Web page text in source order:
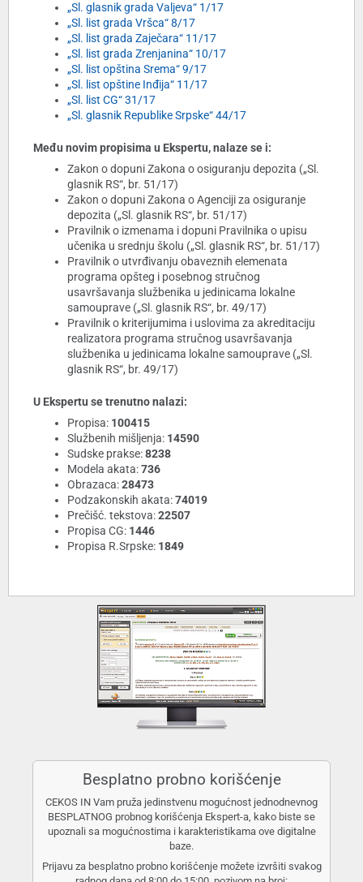
„Sl. glasnik grada Valjeva“ 1/17
„Sl. list grada Vršca“ 8/17
„Sl. list grada Zaječara“ 11/17
„Sl. list grada Zrenjanina“ 10/17
„Sl. list opština Srema“ 9/17
„Sl. list opštine Inđija“ 11/17
„Sl. list CG“ 31/17
„Sl. glasnik Republike Srpske“ 44/17
Među novim propisima u Ekspertu, nalaze se i:
Zakon o dopuni Zakona o osiguranju depozita („Sl.
glasnik RS“, br. 51/17)
Zakon o dopuni Zakona o Agenciji za osiguranje
depozita („Sl. glasnik RS“, br. 51/17)
Pravilnik o izmenama i dopuni Pravilnika o upisu
učenika u srednju školu („Sl. glasnik RS“, br. 51/17)
Pravilnik o utvrđivanju obaveznih elemenata
programa opšteg i posebnog stručnog
usavršavanja službenika u jedinicama lokalne
samouprave („Sl. glasnik RS“, br. 49/17)
Pravilnik o kriterijumima i uslovima za akreditaciju
realizatora programa stručnog usavršavanja
službenika u jedinicama lokalne samouprave („Sl.
glasnik RS“, br. 49/17)
U Ekspertu se trenutno nalazi:
Propisa: 100415
Službenih mišljenja: 14590
Sudske prakse:8238
Modela akata:736
Obrazaca:28473
Podzakonskih akata:74019
Prečišć. tekstova:22507
Propisa CG: 1446
Propisa R.Srpske: 1849
Besplatno probno korišćenje
CEKOS IN Vam pruža jedinstvenu mogućnost jednodnevnog
BESPLATNOG probnog korišćenja Ekspert-a, kako biste se
upoznali sa mogućnostima i karakteristikama ove digitalne
baze.
Prijavu za besplatno probno korišćenje možete izvršiti svakog